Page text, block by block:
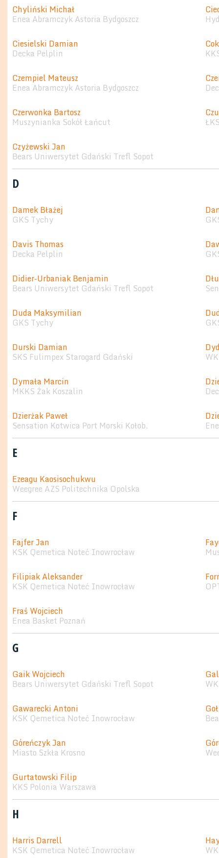
Chyliński Michał
Enea Abramczyk Astoria Bydgoszcz
Ciesielski Damian
Decka Pelplin
Czempiel Mateusz
Enea Abramczyk Astoria Bydgoszcz
Czerwonka Bartosz
Muszynianka Sokół Łańcut
Czyżewski Jan
Bears Uniwersytet Gdański Trefl Sopot
D
Damek Błażej
GKS Tychy
Davis Thomas
Decka Pelplin
Didier-Urbaniak Benjamin
Bears Uniwersytet Gdański Trefl Sopot
Duda Maksymilian
GKS Tychy
Durski Damian
SKS Fulimpex Starogard Gdański
Dymała Marcin
MKKS Żak Koszalin
Dzierżak Paweł
Sensation Kotwica Port Morski Kołob.
E
Ezeagu Kaosisochukwu
Weegree AZS Politechnika Opolska
F
Fajfer Jan
KSK Qemetica Noteć Inowrocław
Filipiak Aleksander
KSK Qemetica Noteć Inowrocław
Fraś Wojciech
Enea Basket Poznań
G
Gaik Wojciech
Bears Uniwersytet Gdański Trefl Sopot
Gawarecki Antoni
KSK Qemetica Noteć Inowrocław
Góreńczyk Jan
Miasto Szkła Krosno
Gurtatowski Filip
KKS Polonia Warszawa
H
Harris Darrell
KSK Qemetica Noteć Inowrocław